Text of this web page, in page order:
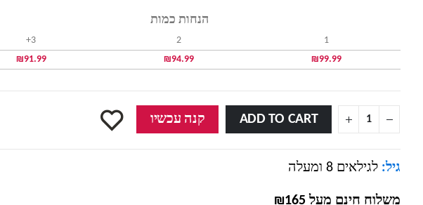
הנחות כמות
1
2
3+
₪99.99
₪94.99
₪91.99
ADD TO CART קנה עכשיו
גיל: לגילאים 8 ומעלה
משלוח חינם מעל ₪165